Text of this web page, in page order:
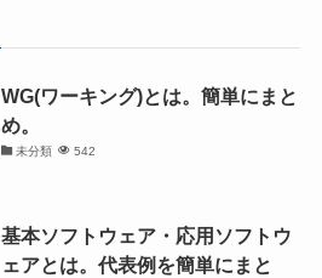
WG(ワーキング)とは。簡単にまと
め。
未分類 542
基本ソフトウェア・応用ソフトウ
ェアとは。代表例を簡単にまと